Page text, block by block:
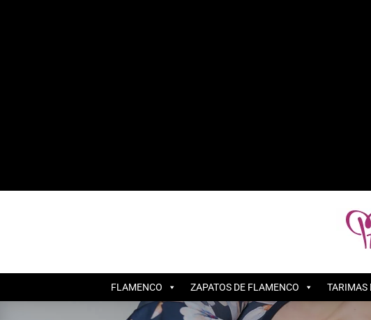
FLAMENCO ZAPATOS DE FLAMENCO TARIMAS